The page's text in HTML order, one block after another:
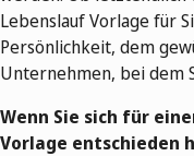
Lebenslauf Vorlage für
Persönlichkeit, dem
Unternehmen, bei dem
Wenn Sie sich für
Vorlage entschieden